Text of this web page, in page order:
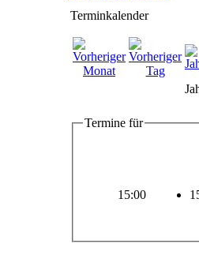
Terminkalender
Termine für
15:00